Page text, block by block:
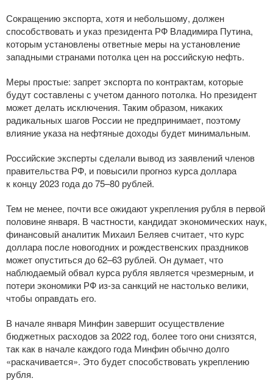
Сокращению экспорта, хотя и небольшому, должен
способствовать и указ президента РФ Владимира Путина,
которым установлены ответные меры на установление
западными странами потолка цен на российскую нефть.
Меры простые: запрет экспорта по контрактам, которые
будут составлены с учетом данного потолка. Но президент
может делать исключения. Таким образом, никаких
радикальных шагов России не предпринимает, поэтому
влияние указа на нефтяные доходы будет минимальным.
Российские эксперты сделали вывод из заявлений членов
правительства РФ, и повысили прогноз курса доллара
к концу 2023 года до 75–80 рублей.
Тем не менее, почти все ожидают укрепления рубля в первой
половине января. В частности, кандидат экономических наук,
финансовый аналитик Михаил Беляев считает, что курс
доллара после новогодних и рождественских праздников
может опуститься до 62–63 рублей. Он думает, что
наблюдаемый обвал курса рубля является чрезмерным, и
потери экономики РФ из-засанкций не настолько велики,
чтобы оправдать его.
В начале января Минфин завершит осуществление
бюджетных расходов за 2022 год, более того они снизятся,
так как в начале каждого года Минфин обычно долго
«раскачивается». Это будет способствовать укреплению
рубля.